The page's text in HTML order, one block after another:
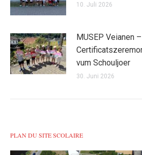
10. Juli 2026
MUSEP Veianen –
vum Schouljoer
30. Juni 2026
PLAN DU SITE SCOLAIRE